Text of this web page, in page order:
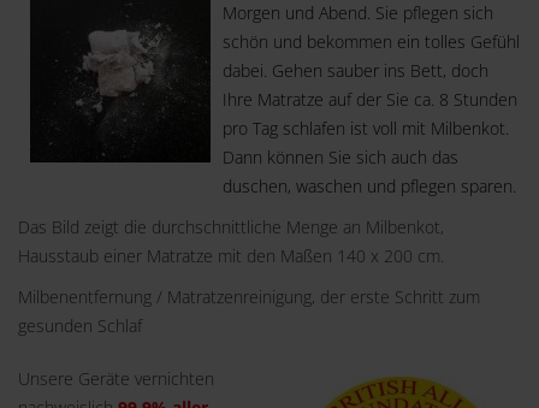
Morgen und Abend. Sie pflegen sich
schön und bekommen ein tolles Gefühl
dabei. Gehen sauber ins Bett, doch
Ihre Matratze auf der Sie ca. 8 Stunden
pro Tag schlafen ist voll mit Milbenkot.
Dann können Sie sich auch das
duschen, waschen und pflegen sparen.
Das Bild zeigt die durchschnittliche Menge an Milbenkot,
Hausstaub einer Matratze mit den Maßen 140 x 200 cm.
Milbenentfernung / Matratzenreinigung, der erste Schritt zum
gesunden Schlaf
Unsere Geräte vernichten